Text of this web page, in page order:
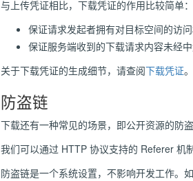
与上传凭证相比，下载凭证的作用比较简单：
保证请求发起者拥有对目标空间的访问
保证服务端收到的下载请求内容未经
关于下载凭证的生成细节，请查阅下载凭证。
防盗链
下载还有一种常见的场景，即公开资源的防
我们可以通过 HTTP 协议支持的 Referer 机
防盗链是一个系统设置，不影响开发工作。